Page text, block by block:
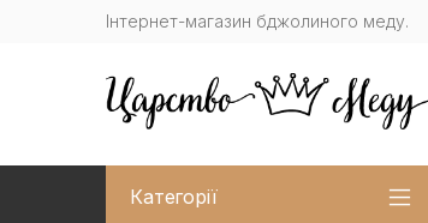
Інтернет-магазин бджолиного меду.
Категорії